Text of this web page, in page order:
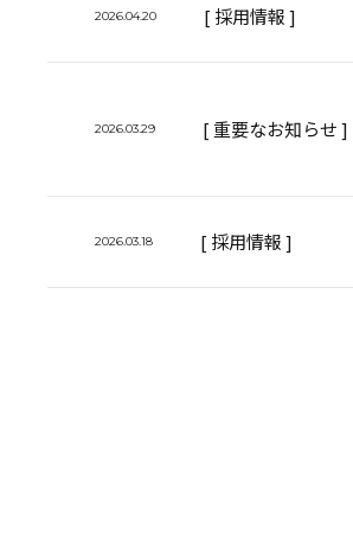
2026.04.20 [ 採用情報 ]
2026.03.29 [ 重要なお知らせ ]
2026.03.18 [ 採用情報 ]